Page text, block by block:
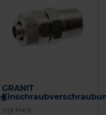
GRANIT
zzgl. MwSt.